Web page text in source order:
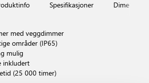
Spesifikasjoner
med veggdimmer
områder (IP65)
mulig
inkludert
(25 000 timer)